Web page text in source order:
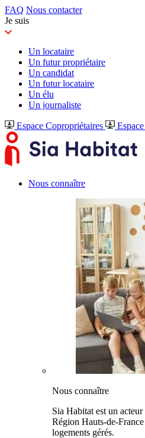
FAQ Nous contacter
Je suis
Un locataire
Un futur propriétaire
Un candidat
Un futur locataire
Un élu
Un journaliste
Espace Copropriétaires
Nous connaître
Nous connaître
Sia Habitat est un
Région Hauts-de-
logements gérés.